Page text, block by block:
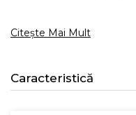
Citește Mai Mult
Caracteristică